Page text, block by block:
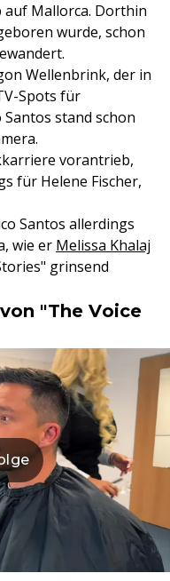
auf Mallorca. Dorthin
wurde, schon
Wellenbrink, der in
Spots für
stand schon
vorantrieb,
für Helene Fischer,
Santos allerdings
wie er Melissa Khalaj
grinsend
"The Voice